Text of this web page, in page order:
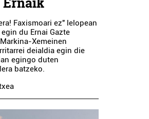
Faxismoari ez" lelopean
du Ernai Gazte
Xemeinen
deialdia egin die
egingo duten
batzeko.